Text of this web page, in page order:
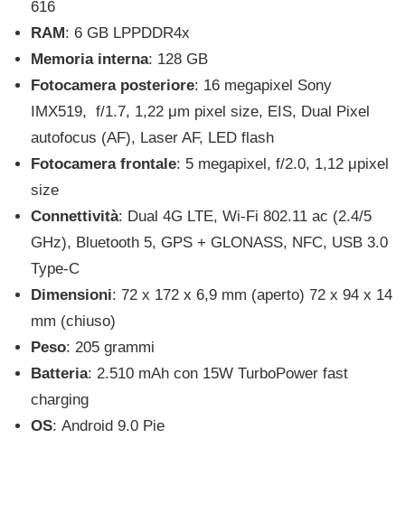
616
RAM : 6 GB LPPDDR4x
Memoria interna: 128 GB
Fotocamera posteriore: 16 megapixel Sony
IMX519, f/1.7, 1,22 μm pixel size, EIS, Dual Pixel
autofocus (AF), Laser AF, LED flash
Fotocamera frontale: 5 megapixel, f/2.0, 1,12 μpixel
size
Connettività: Dual 4G LTE, Wi-Fi 802.11 ac (2.4/5
GHz), Bluetooth 5, GPS + GLONASS, NFC, USB 3.0
Type-C
Dimensioni: 72 x 172 x 6,9 mm (aperto) 72 x 94 x 14
mm (chiuso)
Peso: 205 grammi
Batteria: 2.510 mAh con 15W TurboPower fast
charging
OS: Android 9.0 Pie